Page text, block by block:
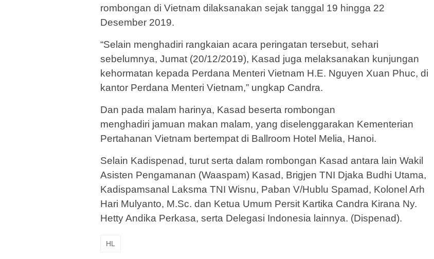
rombongan di Vietnam dilaksanakan sejak tanggal 19 hingga 22
Desember 2019.
“Selain menghadiri rangkaian acara peringatan tersebut, sehari
sebelumnya, Jumat (20/12/2019), Kasad juga melaksanakan kunjungan
kehormatan kepada Perdana Menteri Vietnam H.E. Nguyen Xuan Phuc, di
kantor Perdana Menteri Vietnam,” ungkap Candra.
Dan pada malam harinya, Kasad beserta rombongan
menghadiri jamuan makan malam, yang diselenggarakan Kementerian
Pertahanan Vietnam bertempat di Ballroom Hotel Melia, Hanoi.
Selain Kadispenad, turut serta dalam rombongan Kasad antara lain Wakil
Asisten Pengamanan (Waaspam) Kasad, Brigjen TNI Djaka Budhi Utama,
Kadispamsanal Laksma TNI Wisnu, Paban V/Hublu Spamad, Kolonel Arh
Hari Mulyanto, M.Sc. dan Ketua Umum Persit Kartika Candra Kirana Ny.
Hetty Andika Perkasa, serta Delegasi Indonesia lainnya. (Dispenad).
HL